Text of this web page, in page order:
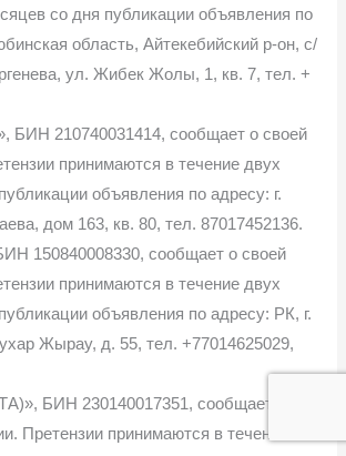
со дня публикации объявления по
область, Айтекебийский р-он, с/
ул. Жибек Жолы, 1, кв. 7, тел. +
БИН 210740031414, сообщает о своей
принимаются в течение двух
объявления по адресу: г.
дом 163, кв. 80, тел. 87017452136.
150840008330, сообщает о своей
принимаются в течение двух
объявления по адресу: РК, г.
Жырау, д. 55, тел. +77014625029,
БИН 230140017351, сообщает о
Претензии принимаются в течение